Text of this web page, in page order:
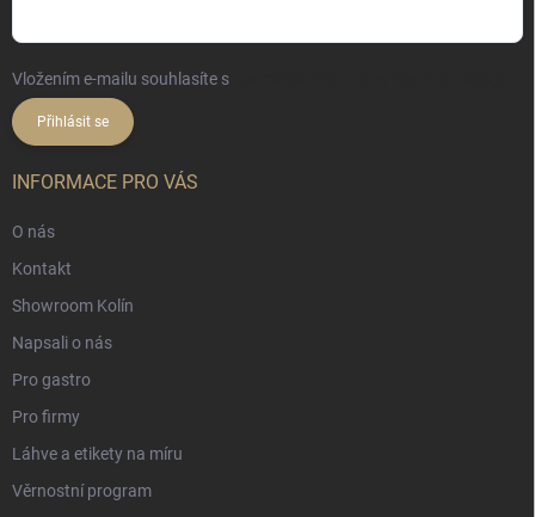
Vložením e-mailu souhlasíte s
Přihlásit se
INFORMACE PRO VÁS
O nás
Kontakt
Showroom Kolín
Napsali o nás
Pro gastro
Pro firmy
Láhve a etikety na míru
Věrnostní program